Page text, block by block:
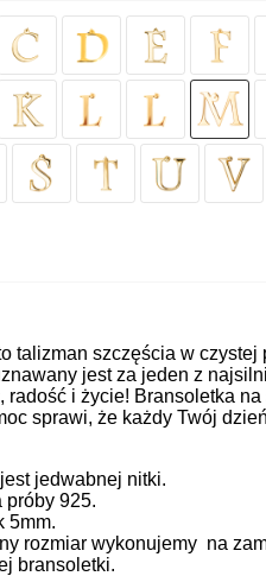
talizman szczęścia w czystej
jest za jeden z
radość i życie! Bransoletka
sprawi, że każdy Twój
jedwabnej nitki.
próby 925.
5mm.
rozmiar wykonujemy na
bransoletki.